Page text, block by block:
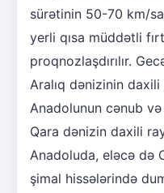
sürətinin 50-70 km/
yerli qısa müddətli
proqnozlaşdırılır.
Aralıq dənizinin
Anadolunun cənub
Qara dənizin daxili
Anadoluda, eləcə də
şimal hissələrində